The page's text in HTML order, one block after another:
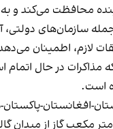
محافظت می‌کند و به
سازمان‌های
لازم، اطمینان
است.
افغانستان-
متر مکعب گاز از